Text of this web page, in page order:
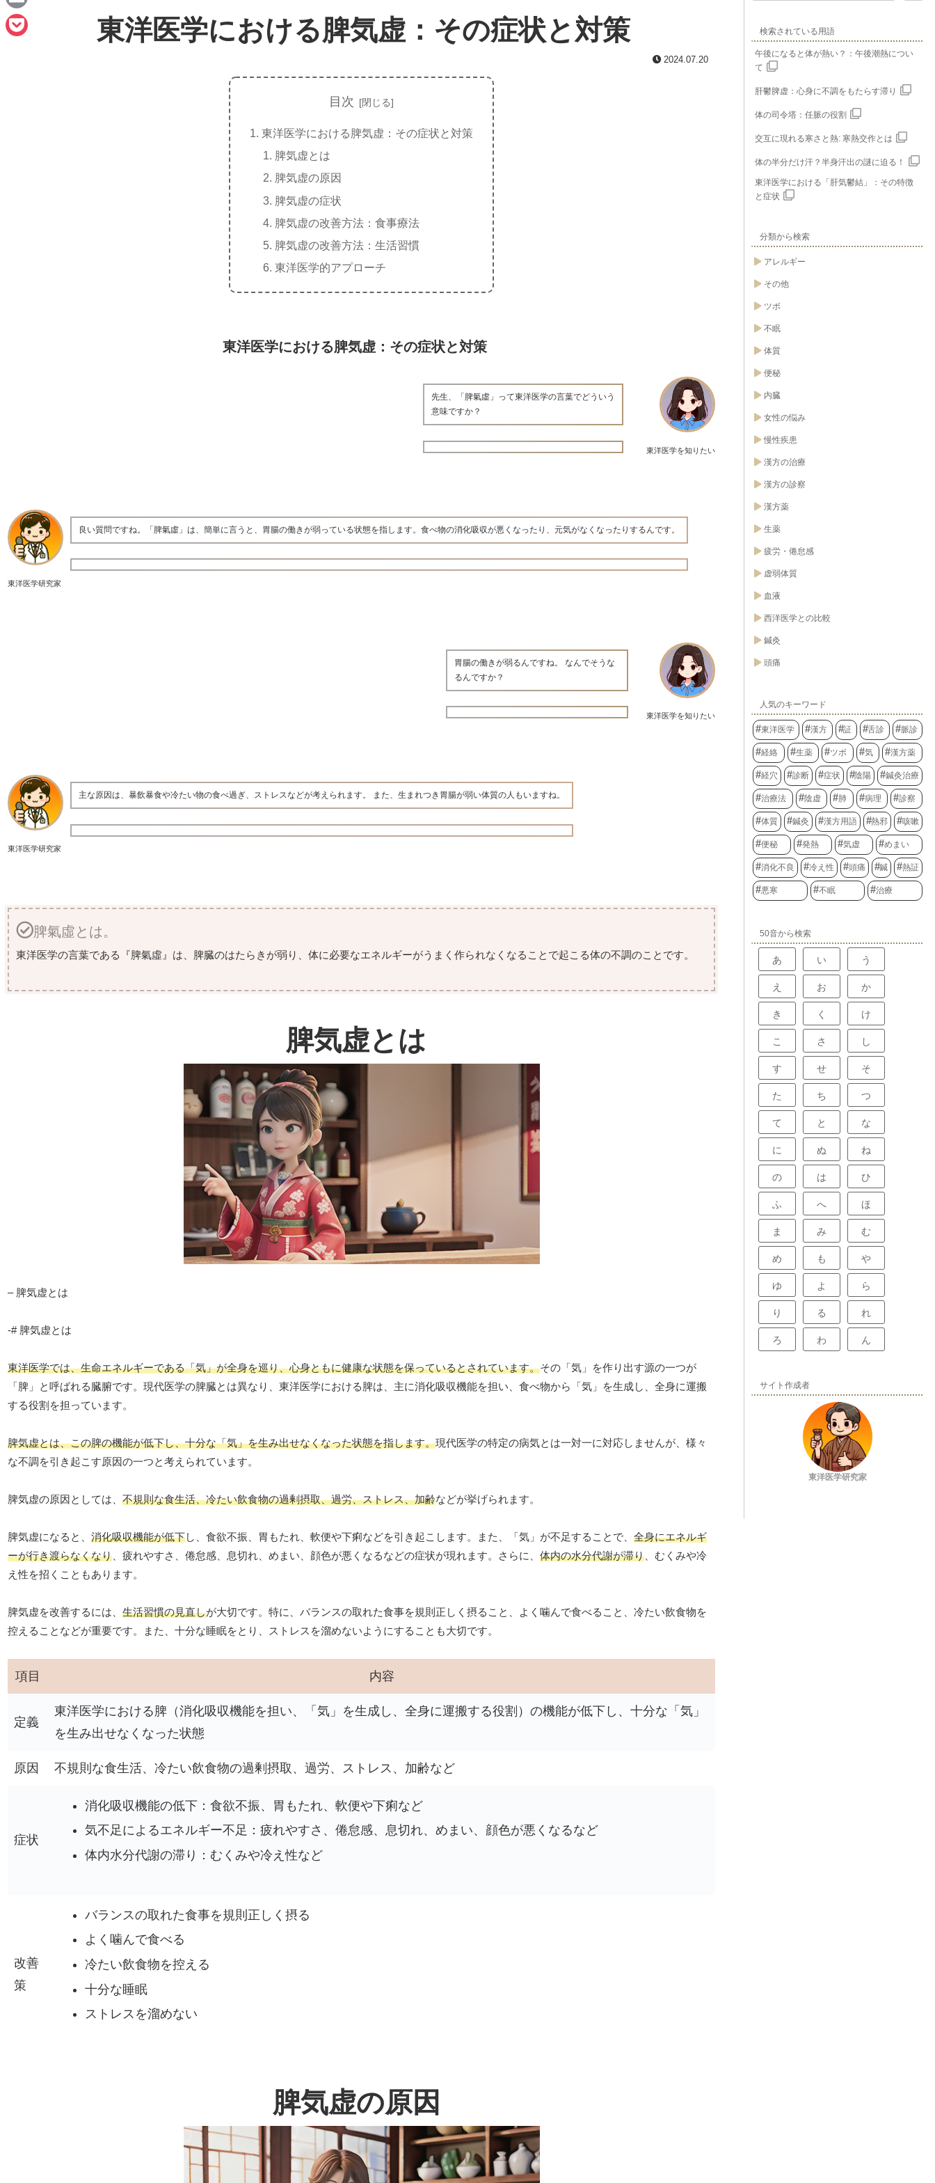
東洋医学における脾気虚：その症状と対策
2024.07.20
目次
東洋医学における脾気虚：その症状と対策
脾気虚とは
脾気虚の原因
脾気虚の症状
脾気虚の改善方法：食事療法
脾気虚の改善方法：生活習慣
東洋医学的アプローチ
東洋医学における脾気虚：その症状と対策
東洋医学を知りたい
先生、「脾氣虛」って東洋医学の言葉でどういう
意味ですか？
東洋医学研究家
良い質問ですね。「脾氣虛」は、簡単に言うと、胃腸の働きが弱っている状態を指します。食べ物の消化吸収が悪くなったり、元気がなくなったりするんです。
東洋医学を知りたい
胃腸の働きが弱るんですね。 なんでそうな
るんですか？
東洋医学研究家
主な原因は、暴飲暴食や冷たい物の食べ過ぎ、ストレスなどが考えられます。 また、生まれつき胃腸が弱い体質の人もいますね。
脾氣虛とは。
東洋医学の言葉である『脾氣虛』は、脾臓のはたらきが弱り、体に必要なエネルギーがうまく作られなくなることで起こる体の不調のことです。
脾気虚とは
– 脾気虚とは
-# 脾気虚とは
東洋医学では、生命エネルギーである「気」が全身を巡り、心身ともに健康な状態を保っているとされています。その「気」を作り出す源の一つが
「脾」と呼ばれる臓腑です。現代医学の脾臓とは異なり、東洋医学における脾は、主に消化吸収機能を担い、食べ物から「気」を生成し、全身に運搬
する役割を担っています。
脾気虚とは、この脾の機能が低下し、十分な「気」を生み出せなくなった状態を指します。現代医学の特定の病気とは一対一に対応しませんが、様々
な不調を引き起こす原因の一つと考えられています。
脾気虚の原因としては、 不規則な食生活、冷たい飲食物の過剰摂取、過労、ストレス、加齢などが挙げられます。
脾気虚になると、 消化吸収機能が低下し、食欲不振、胃もたれ、軟便や下痢などを引き起こします。また、「気」が不足することで、 全身にエネルギ
ーが行き渡らなくなり 、疲れやすさ、倦怠感、息切れ、めまい、顔色が悪くなるなどの症状が現れます。さらに、 体内の水分代謝が滞り 、むくみや冷
え性を招くこともあります。
脾気虚を改善するには、 生活習慣の見直しが大切です。特に、バランスの取れた食事を規則正しく摂ること、よく噛んで食べること、冷たい飲食物を
控えることなどが重要です。また、十分な睡眠をとり、ストレスを溜めないようにすることも大切です。
項目 内容
定義
東洋医学における脾（消化吸収機能を担い、「気」を生成し、全身に運搬する役割）の機能が低下し、十分な「気」
を生み出せなくなった状態
原因 不規則な食生活、冷たい飲食物の過剰摂取、過労、ストレス、加齢など
症状
消化吸収機能の低下：食欲不振、胃もたれ、軟便や下痢など
気不足によるエネルギー不足：疲れやすさ、倦怠感、息切れ、めまい、顔色が悪くなるなど
体内水分代謝の滞り：むくみや冷え性など
改善
策
バランスの取れた食事を規則正しく摂る
よく噛んで食べる
冷たい飲食物を控える
十分な睡眠
ストレスを溜めない
脾気虚の原因
検索されている用語
午後になると体が熱い？：午後潮熱につい
て
肝鬱脾虚：心身に不調をもたらす滞り
体の司令塔：任脈の役割
交互に現れる寒さと熱: 寒熱交作とは
体の半分だけ汗？半身汗出の謎に迫る！
東洋医学における「肝気鬱結」：その特徴
と症状
分類から検索
アレルギー
その他
ツボ
不眠
体質
便秘
内臓
女性の悩み
慢性疾患
漢方の治療
漢方の診察
漢方薬
生薬
疲労・倦怠感
虚弱体質
血液
西洋医学との比較
鍼灸
頭痛
人気のキーワード
東洋医学 漢方 証 舌診 脈診
経絡 生薬 ツボ 気 漢方薬
経穴 診断 症状 陰陽 鍼灸治療
治療法 陰虚 肺 病理 診察
体質 鍼灸 漢方用語 熱邪 咳嗽
便秘 発熱 気虚 めまい
消化不良 冷え性 頭痛 鍼 熱証
悪寒 不眠 治療
50音から検索
あ い う
え お か
き く け
こ さ し
す せ そ
た ち つ
て と な
に ぬ ね
の は ひ
ふ へ ほ
ま み む
め も や
ゆ よ ら
り る れ
ろ わ ん
サイト作成者
東洋医学研究家
e
a
c
E